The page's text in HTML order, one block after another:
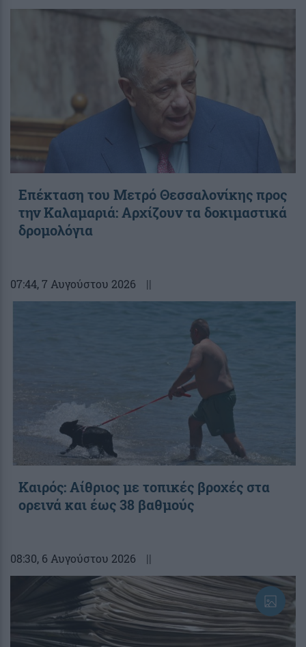
Επέκταση του Μετρό Θεσσαλονίκης προς
την Καλαμαριά: Αρχίζουν τα δοκιμαστικά
δρομολόγια
07:44, 7 Αυγούστου 2026 ||
Καιρός: Αίθριος με τοπικές βροχές στα
ορεινά και έως 38 βαθμούς
08:30, 6 Αυγούστου 2026 ||